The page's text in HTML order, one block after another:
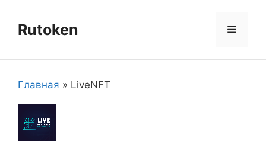
содержимому
Rutoken Меню
Главная » LiveNFT